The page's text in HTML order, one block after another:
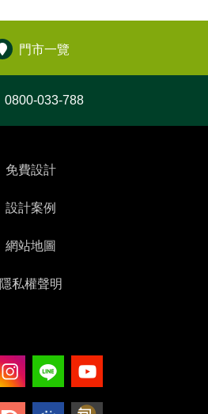
門市一覽
0800-033-788
免費設計
設計案例
網站地圖
隱私權聲明